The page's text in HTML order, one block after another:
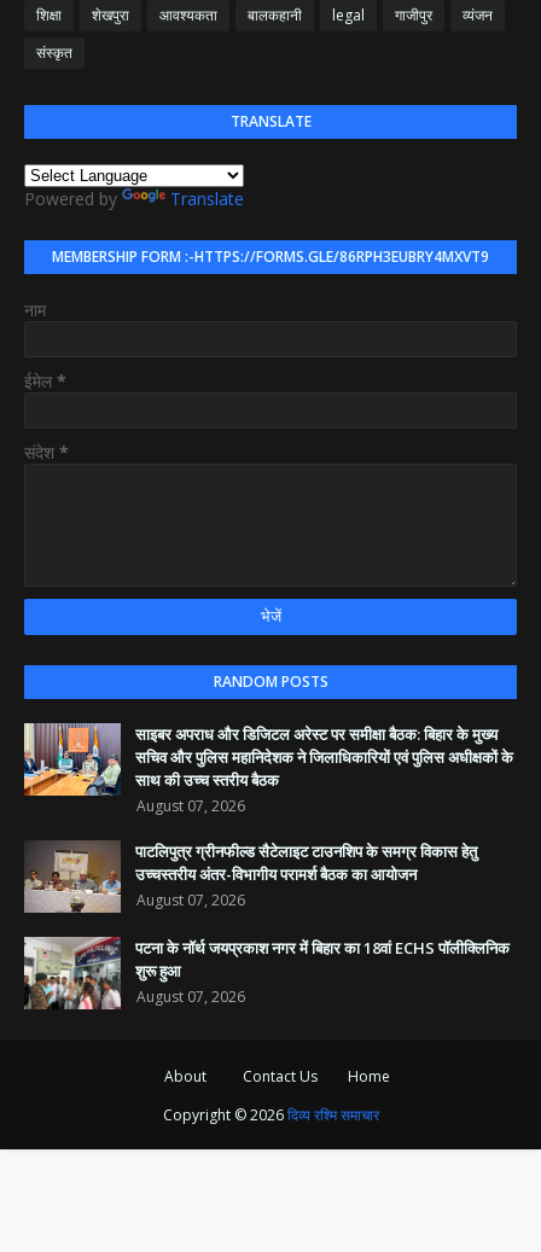
शिक्षा
शेखपुरा आवश्यकता बालकहानी legal गाजीपुर
व्यंजन
संस्कृत
TRANSLATE
Powered by Translate
MEMBERSHIP FORM :-HTTPS://FORMS.GLE/86RPH3EUBRY4MXVT9
नाम
ईमेल *
संदेश *
RANDOM POSTS
साइबर अपराध और डिजिटल अरेस्ट पर समीक्षा बैठक: बिहार के मुख्य
सचिव और पुलिस महानिदेशक ने जिलाधिकारियों एवं पुलिस अधीक्षकों के
साथ की उच्च स्तरीय बैठक
August 07, 2026
पाटलिपुत्र ग्रीनफील्ड सैटेलाइट टाउनशिप के समग्र विकास हेतु
उच्चस्तरीय अंतर-विभागीय परामर्श बैठक का आयोजन
August 07, 2026
पटना के नॉर्थ जयप्रकाश नगर में बिहार का 18वां ECHS पॉलीक्लिनिक
शुरू हुआ
August 07, 2026
About Contact Us
Home
Copyright ©2026दिव्य रश्मि समाचार